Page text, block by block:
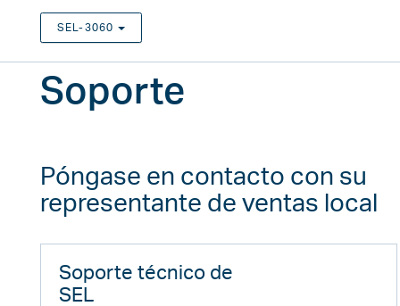
SEL-3060
TOGGLE DROPDOWN
Soporte
Póngase en contacto con su
representante de ventas local
Soporte técnico de
SEL